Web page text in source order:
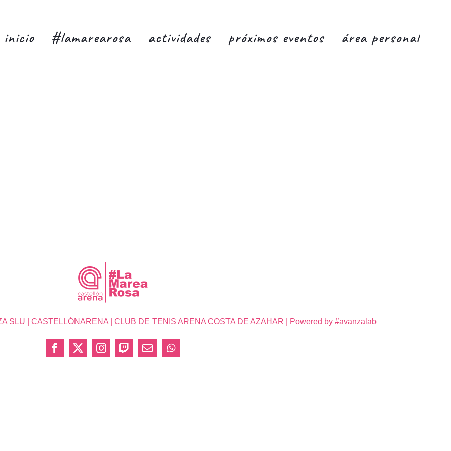
inicio #lamarearosa actividades próximos eventos área personal
| CASTELLÓNARENA | CLUB DE TENIS ARENA COSTA DE AZAHAR | Powered by #avanzalab
Facebook
X InstagramTwitchCorreoWhatsApp